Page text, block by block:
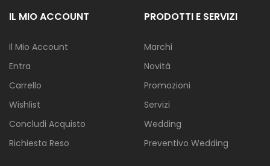
IL MIO ACCOUNT
Il Mio Account
Entra
Carrello
Wishlist
Concludi Acquisto
Richiesta Reso
PRODOTTI E SERVIZI
Marchi
Novità
Promozioni
Servizi
Wedding
Preventivo Wedding